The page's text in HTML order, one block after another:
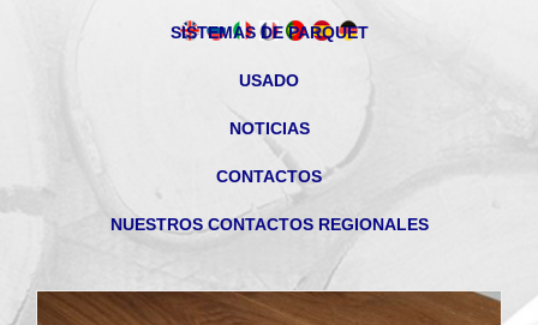
SISTEMAS DE PARQUET
USADO
NOTICIAS
CONTACTOS
NUESTROS CONTACTOS REGIONALES